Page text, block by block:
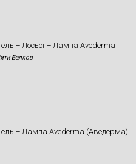
+ Лосьон+ Лампа Avederma
Баллов
+ Лампа Avederma (Аведерма)